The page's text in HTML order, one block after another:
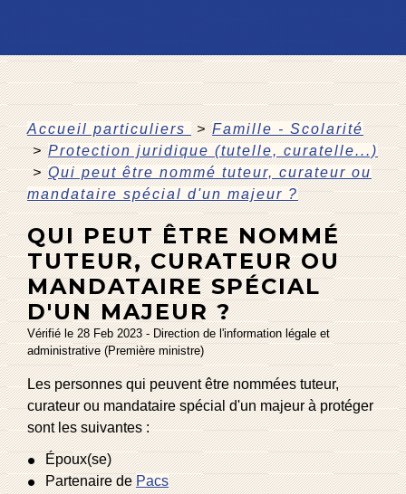
Accueil particuliers > Famille - Scolarité
> Protection juridique (tutelle, curatelle...)
> Qui peut être nommé tuteur, curateur ou
mandataire spécial d'un majeur ?
QUI PEUT ÊTRE NOMMÉ
TUTEUR, CURATEUR OU
MANDATAIRE SPÉCIAL
D'UN MAJEUR ?
Vérifié le 28 Feb 2023 - Direction de l'information légale et
administrative (Première ministre)
Les personnes qui peuvent être nommées tuteur,
curateur ou mandataire spécial d'un majeur à protéger
sont les suivantes :
Époux(se)
Partenaire dePacs